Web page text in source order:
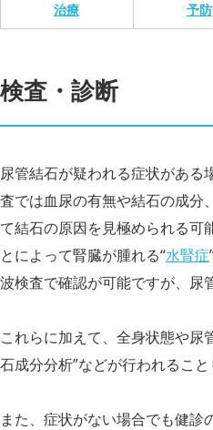
治療 予防
検査・診断
尿管結石が疑われる症状がある
査では血尿の有無や結石の成分
て結石の原因を見極められる可
とによって腎臓が腫れる“水腎症
波検査で確認が可能ですが、尿
これらに加えて、全身状態や尿
石成分分析”などが行われること
また、症状がない場合でも健